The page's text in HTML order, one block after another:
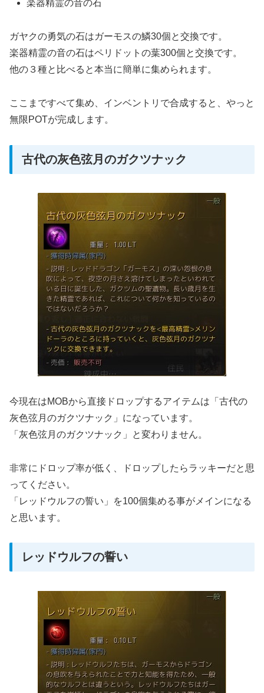
楽器精霊の音の石
ガヤクの勇気の石はガーモスの鱗30個と交換です。
楽器精霊の音の石はペリドットの葉300個と交換です。
他の３種と比べると本当に簡単に集められます。
ここまですべて集め、インベントリで合成すると、やっと
無限POTが完成します。
古代の灰色弦月のガクツナック
今現在はMOBから直接ドロップするアイテムは「古代の
灰色弦月のガクツナック」になっています。
「灰色弦月のガクツナック」と変わりません。
非常にドロップ率が低く、ドロップしたらラッキーだと思
ってください。
「レッドウルフの誓い」を100個集める事がメインになる
と思います。
レッドウルフの誓い